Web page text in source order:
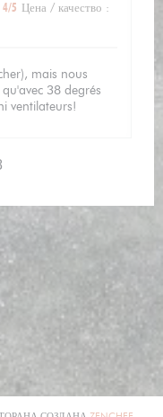
4/5 Цена / качество :
mais nous
38 degrés
ventilateurs!